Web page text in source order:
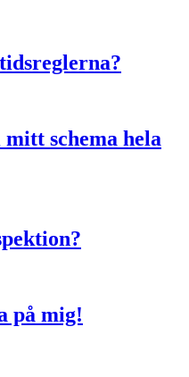
schema hela
på mig!